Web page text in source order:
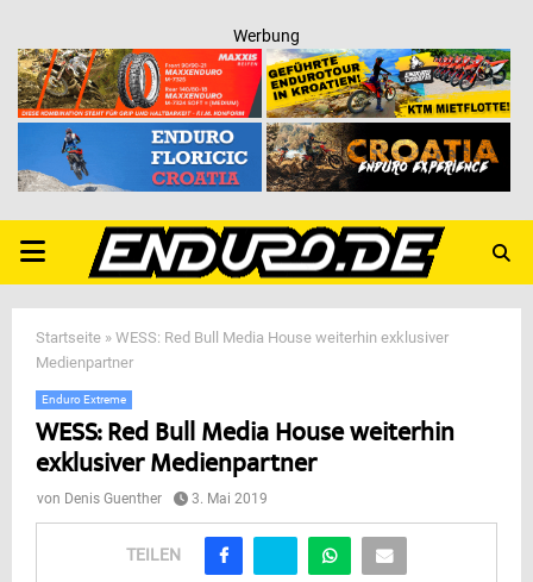
Werbung
PRIMARY
MENU
Startseite » WESS: Red Bull Media House weiterhin exklusiver
Medienpartner
Enduro Extreme
WESS: Red Bull Media House weiterhin
exklusiver Medienpartner
von Denis Guenther 3. Mai 2019
TEILEN